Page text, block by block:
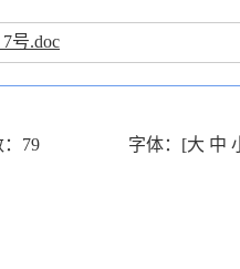
号.doc
79 字体： [大 中